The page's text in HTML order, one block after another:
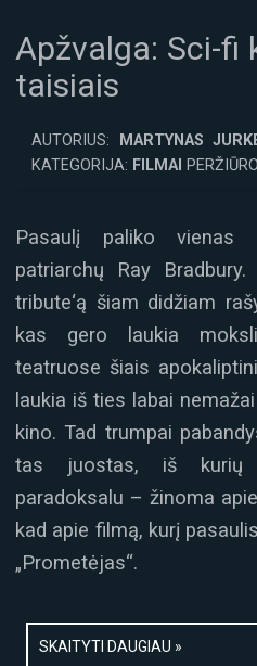
Apžvalga: Sci-fi
taisiais
AUTORIUS: MARTYNAS
KATEGORIJA: FILMAI
Pasaulį paliko vienas
patriarchų Ray
tribute‘ą šiam didžiam
kas gero laukia
teatruose šiais
laukia iš ties labai
kino. Tad trumpai
tas juostas, iš kurių
paradoksalu – žinoma
kad apie filmą, kurį
„Prometėjas“.
SKAITYTI DAUGIAU »